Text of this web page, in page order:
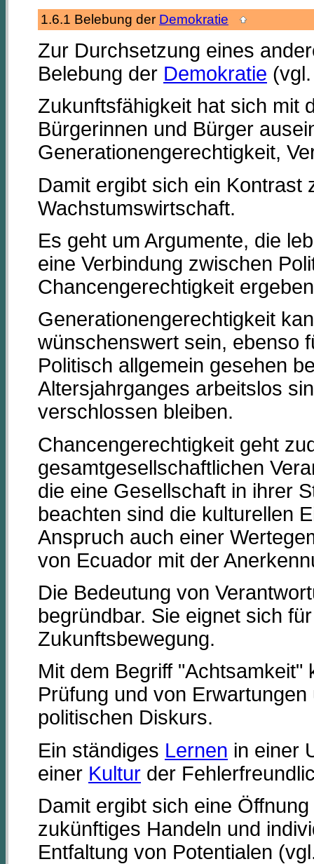
1.6.1 Belebung der Demokratie
Zur Durchsetzung eines
Belebung der Demokratie
Zukunftsfähigkeit hat sich mit
Bürgerinnen und Bürger
Generationengerechtigkeit,
Damit ergibt sich ein Kontrast
Wachstumswirtschaft.
Es geht um Argumente, die
eine Verbindung zwischen
Chancengerechtigkeit
Generationengerechtigkeit
wünschenswert sein, ebenso
Politisch allgemein gesehen
Altersjahrganges arbeitslos
verschlossen bleiben.
Chancengerechtigkeit geht
gesamtgesellschaftlichen
die eine Gesellschaft in ihrer
beachten sind die kulturellen
Anspruch auch einer
von Ecuador mit der
Die Bedeutung von
begründbar. Sie eignet sich
Zukunftsbewegung.
Mit dem Begriff
Prüfung und von
politischen Diskurs.
Ein ständiges Lernen in einer
einer Kultur der
Damit ergibt sich eine
zukünftiges Handeln und
Entfaltung von Potentialen